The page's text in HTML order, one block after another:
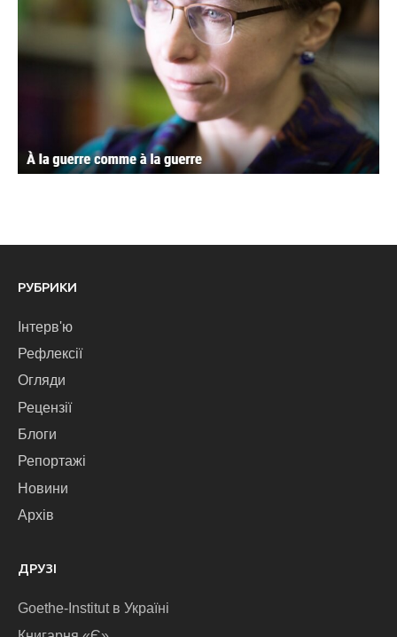
РУБРИКИ
Інтерв'ю
Рефлексії
Огляди
Рецензії
Блоги
Репортажі
Новини
Архів
ДРУЗІ
Goethe-Institut в Україні